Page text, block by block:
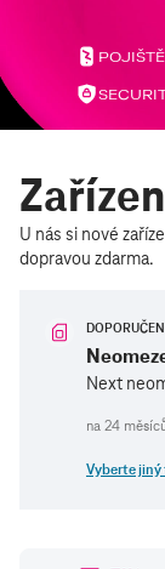
U nás si nové
dopravou zdarma.
Next
Vyberte